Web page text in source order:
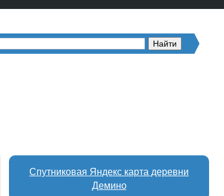
Спутниковая Яндекс карта деревни
Демино